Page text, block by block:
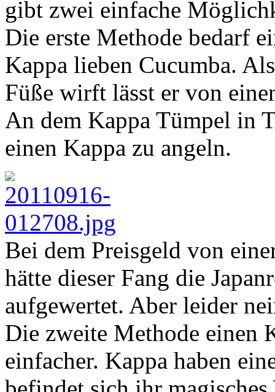
gibt zwei einfache
Die erste Methode bedarf
Kappa lieben Cucumba.
Füße wirft lässt er von
An dem Kappa Tümpel in
einen Kappa zu angeln.
Bei dem Preisgeld von
hätte dieser Fang die
aufgewertet. Aber leider
Die zweite Methode einen
einfacher. Kappa haben